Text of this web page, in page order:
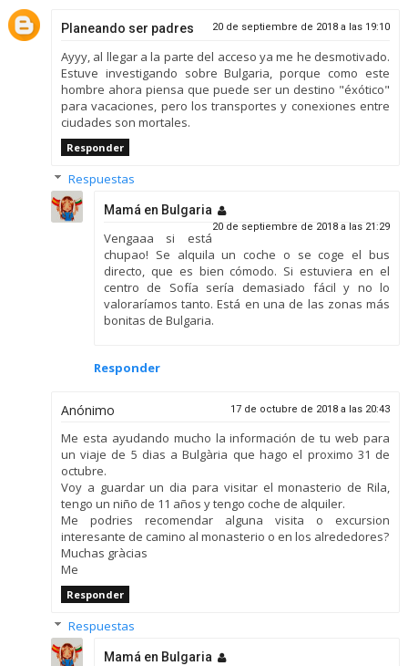
Planeando ser padres 20 de septiembre de 2018 a las 19:10
Ayyy, al llegar a la parte del acceso ya me he desmotivado.
Estuve investigando sobre Bulgaria, porque como este
hombre ahora piensa que puede ser un destino "éxótico"
para vacaciones, pero los transportes y conexiones entre
ciudades son mortales.
Responder
Respuestas
Mamá en Bulgaria
20 de septiembre de 2018 a las 21:29
Vengaaa si está
chupao! Se alquila un coche o se coge el bus
directo, que es bien cómodo. Si estuviera en el
centro de Sofía sería demasiado fácil y no lo
valoraríamos tanto. Está en una de las zonas más
bonitas de Bulgaria.
Responder
Anónimo 17 de octubre de 2018 a las 20:43
Me esta ayudando mucho la información de tu web para
un viaje de 5 dias a Bulgària que hago el proximo 31 de
octubre.
Voy a guardar un dia para visitar el monasterio de Rila,
tengo un niño de 11 años y tengo coche de alquiler.
Me podries recomendar alguna visita o excursion
interesante de camino al monasterio o en los alrededores?
Muchas gràcias
Me
Responder
Respuestas
Mamá en Bulgaria